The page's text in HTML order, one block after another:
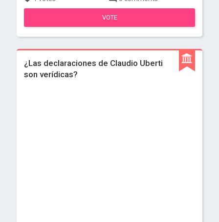
VOTE
¿Las declaraciones de Claudio Uberti
son verídicas?